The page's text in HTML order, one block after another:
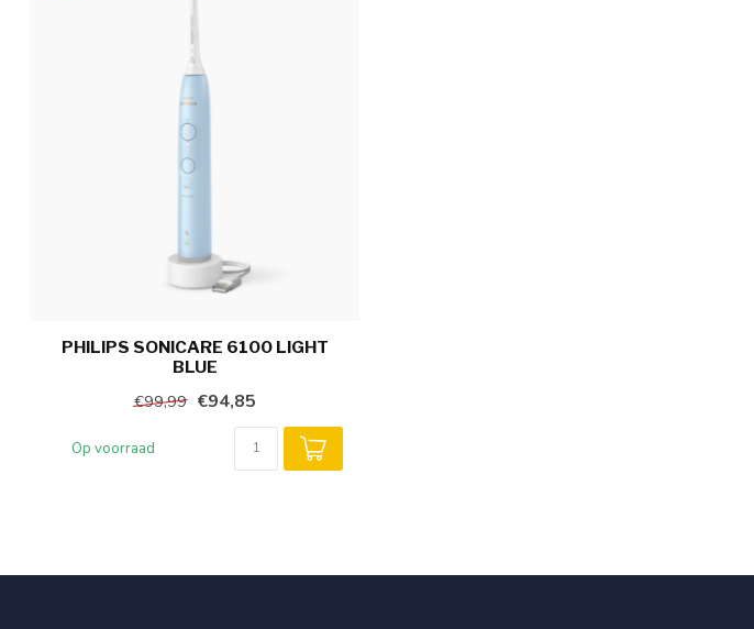
PHILIPS SONICARE 6100 LIGHT
BLUE
€99,99 €94,85
Op voorraad